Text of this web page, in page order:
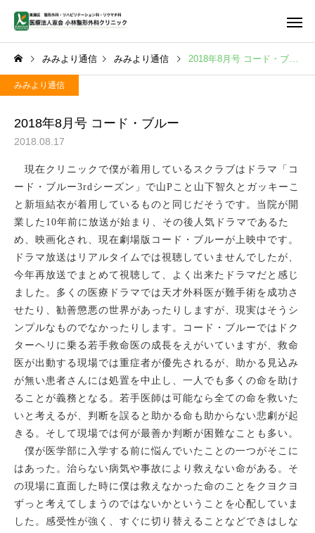
首・肩・腕の痛み 腰の痛
しびれ PFC-FD™
リハビリテーション 足と靴の専
みみより通信 みみより通信 2018年8月号 コード・ブルー
みみより通信
2018年8月号 コード・ブルー
2018.08.17
現在クリニックで僕が着用しているスクラブはドラマ「コ
ード・ブルー3rdシーズン」で山Pこと山下智久とガッキーこ
と新垣結衣が着用しているものと同じだそうです。当院が開
業した 10年前に放送が始まり、その後人気ドラマであるた
め、映画化され、現在劇場版コード・ブルーが上映中です。
ドラマ放送はリアルタイムでは視聴していませんでしたが、
今年再放送でまとめて視聴して、よく出来たドラマだと感じ
ました。多くの医療ドラマでは天才外科医が難手術を成功さ
せたり、勧善懲悪の世界があったりしますが、現実はそうシ
ンプルなものでなかったりします。コード・ブルーではドク
ターヘリに乗る若手救命医の成長をえがいていますが、救命
医が出動する現場では重症者が優先されるが、助かる見込み
が無い患者さんには処置を中止し、一人でも多くの命を助け
ることが義務となる。若手医師は可能なら全ての命を救いた
いと考えるが、判断を誤ると助かる命も助からない悲劇が起
きる。そして現場では何が最善か判断が困難なことも多い。
僕が医学部に入学する前に悩んでいたことの一つがそこに
はあった。治らない病気や事故により救えない命がある。そ
の現場に直面した時に僕は救えなかった命のことをクヨクヨ
ずっと考えてしまうのではないかということを心配していま
した。感受性が強く、すぐに切り替えることなどできはしな